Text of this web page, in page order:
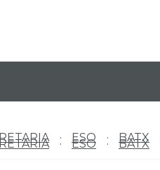
ESO BATX
ESO BATX